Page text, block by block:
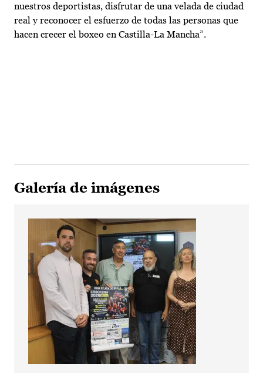
nuestros deportistas, disfrutar de una velada de ciudad
real y reconocer el esfuerzo de todas las personas que
hacen crecer el boxeo en Castilla-La Mancha”.
Galería de imágenes